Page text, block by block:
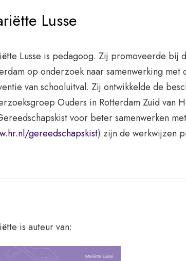
Lusse
Lusse is pedagoog. Zij promoveerde bij
op onderzoek naar samenwerking
van schooluitval. Zij ontwikkelde de
Ouders in Rotterdam Zuid van
voor beter samenwerken
gereedschapskist) zijn de werkwijzen
is auteur van: